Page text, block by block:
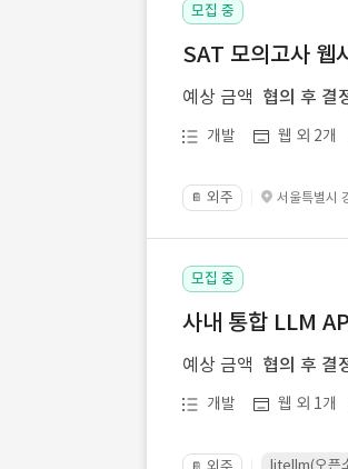
모집 중
SAT 모의고사 웹
예상 금액 협의 후 결
개발 웹 외 2개
📔 외주 서울특별시
모집 중
사내 통합 LLM
예상 금액 협의 후 결
개발 웹 외 1개
litellm(오픈